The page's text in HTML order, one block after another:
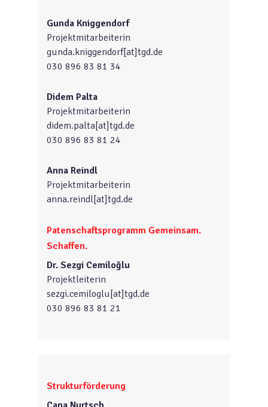
Gunda Kniggendorf
Projektmitarbeiterin
gunda.kniggendorf[at]tgd.de
030 896 83 81 34
Didem Palta
Projektmitarbeiterin
didem.palta[at]tgd.de
030 896 83 81 24
Anna Reindl
Projektmitarbeiterin
anna.reindl[at]tgd.de
Patenschaftsprogramm Gemeinsam.
Schaffen.
Dr. Sezgi Cemiloğlu
Projektleiterin
sezgi.cemiloglu[at]tgd.de
030 896 83 81 21
Strukturförderung